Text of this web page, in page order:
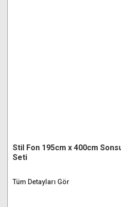
Stil Fon 195cm x 400cm
Seti
Tüm Detayları Gör